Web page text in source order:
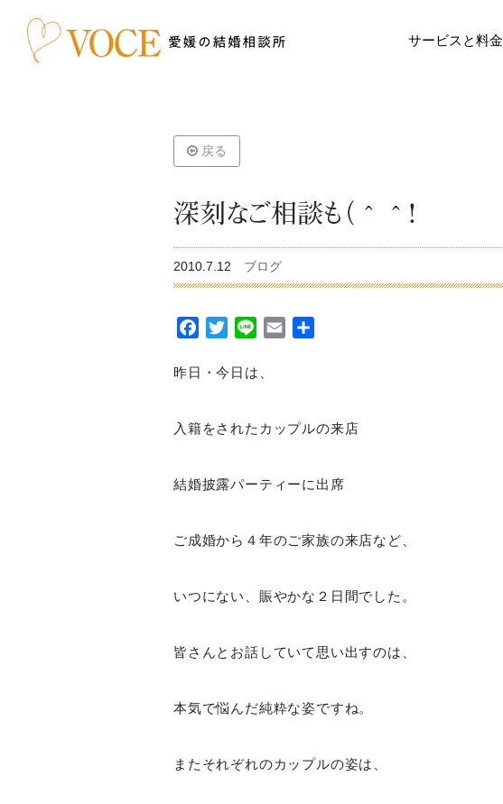
サービスと料金
戻る
深刻なご相談も（＾＾！
2010.7.12 ブログ
Facebook
TwitterLine Email
昨日・今日は、
入籍をされたカップルの来店
結婚披露パーティーに出席
ご成婚から４年のご家族の来店など、
いつにない、賑やかな２日間でした。
皆さんとお話していて思い出すのは、
本気で悩んだ純粋な姿ですね。
またそれぞれのカップルの姿は、